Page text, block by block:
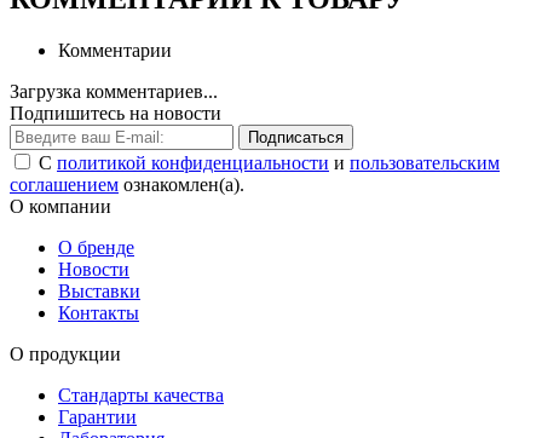
Комментарии
Загрузка комментариев...
Подпишитесь на новости
Подписаться
С политикой конфиденциальности и пользовательским
соглашением ознакомлен(а).
О компании
О бренде
Новости
Выставки
Контакты
О продукции
Стандарты качества
Гарантии